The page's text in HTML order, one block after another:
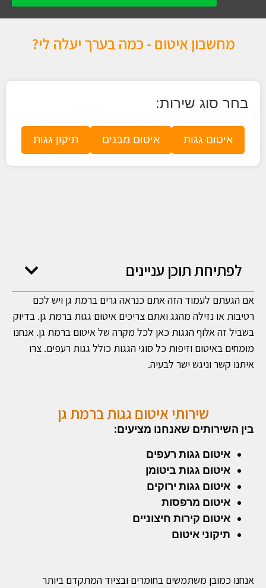
מחשבון איטום - כמה בערך יעלה לי?
בחר סוג שירות:
איטום גגות איטום מבנים תיקון גגות
לפתיחת תוכן עניינים
אם הגעתם לעמוד הזה אתם כנראה גרים ברמת גן ויש לכם
רטיבות או נזילה מהגג ואתם צריכים איטום גגות ברמת גן. בדיוק
בשביל זה אלוף הגגות כאן לכל מקרה של איטום ברמת גן. אנחנו
מומחים באיטום וזיפות כל סוגי הגגות כולל גגות רעפים. צרו
איתנו קשר וניגש ישר לבעיה.
שירותי איטום גגות ברמת גן
בין השירותים שאנחנו מציעים:
איטום גגות רעפים
איטום גגות ביטומן
איטום גגות ירוקים
איטום מרפסות
איטום קירות חיצוניים
תיקוני איטום
אנחנו כמובן משתמשים בחומרים ובציוד המתקדם ביותר